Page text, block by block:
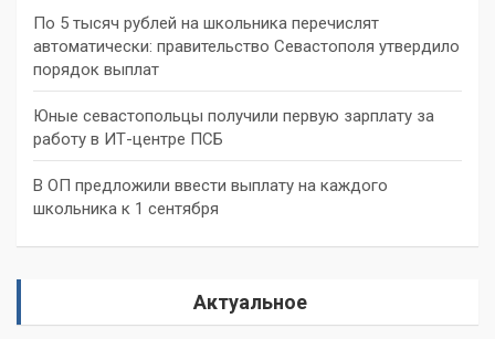
По 5 тысяч рублей на школьника перечислят
автоматически: правительство Севастополя утвердило
порядок выплат
Юные севастопольцы получили первую зарплату за
работу в ИТ-центре ПСБ
В ОП предложили ввести выплату на каждого
школьника к 1 сентября
Актуальное